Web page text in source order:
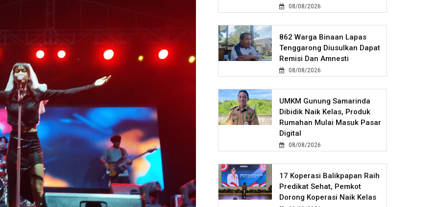
08/08/2026
862 Warga Binaan Lapas
Tenggarong Diusulkan Dapat
Remisi Dan Amnesti
08/08/2026
UMKM Gunung Samarinda
Dibidik Naik Kelas, Produk
Rumahan Mulai Masuk Pasar
Digital
08/08/2026
17 Koperasi Balikpapan Raih
Predikat Sehat, Pemkot
Dorong Koperasi Naik Kelas